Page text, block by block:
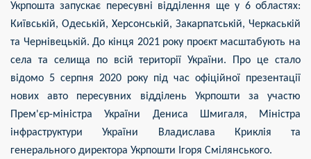
Для бізнесу
Укрпошта запускає пересувні відділення ще у 6 областях:
Київській, Одеській, Херсонській, Закарпатській, Черкаській
та Чернівецькій. До кінця 2021 року проєкт масштабують на
села та селища по всій території України. Про це стало
відомо 5 серпня 2020 року під час офіційної презентації
нових авто пересувних відділень Укрпошти за участю
Прем'єр-міністра України Дениса Шмигаля, Міністра
інфраструктури України Владислава Криклія та
генерального директора Укрпошти Ігоря Смілянського.